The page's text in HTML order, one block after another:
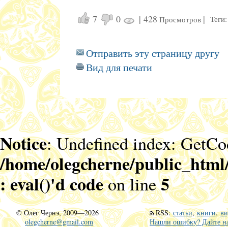
7 0 | 428 Просмотров | Теги:
Отправить эту страницу другу
Вид для печати
Notice: Undefined index:
/home/olegcherne/
: eval()'d codeon line5
©Олег Чернэ, 2009—2026
olegcherne@gmail.com
RSS:статьи,книги,
Нашли ошибку? Дайте